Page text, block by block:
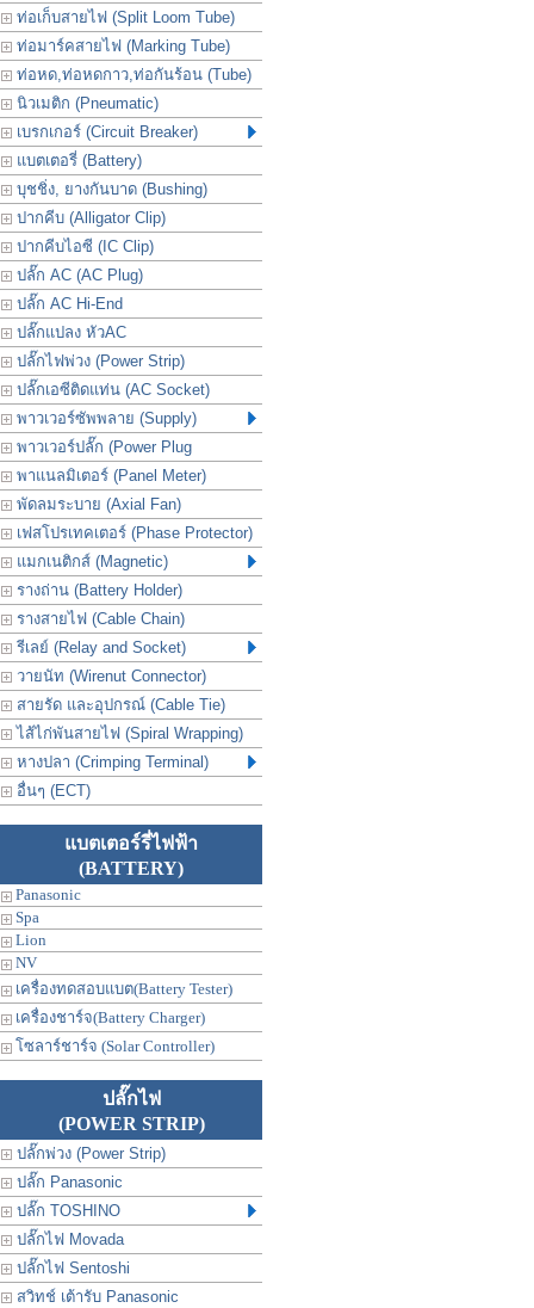
ท่อเก็บสายไฟ (Split Loom Tube)
ท่อมาร์คสายไฟ (Marking Tube)
ท่อหด,ท่อหดกาว,ท่อกันร้อน (Tube)
นิวเมติก (Pneumatic)
เบรกเกอร์ (Circuit Breaker)
แบตเตอรี่ (Battery)
บุชชิ่ง, ยางกันบาด (Bushing)
ปากคีบ (Alligator Clip)
ปากคีบไอซี (IC Clip)
ปลั๊ก AC (AC Plug)
ปลั๊ก AC Hi-End
ปลั๊กแปลง หัวAC
ปลั๊กไฟพ่วง (Power Strip)
ปลั๊กเอซีติดแท่น (AC Socket)
พาวเวอร์ซัพพลาย (Supply)
พาวเวอร์ปลั๊ก (Power Plug
พาแนลมิเตอร์ (Panel Meter)
พัดลมระบาย (Axial Fan)
เฟสโปรเทคเตอร์ (Phase Protector)
แมกเนติกส์ (Magnetic)
รางถ่าน (Battery Holder)
รางสายไฟ (Cable Chain)
รีเลย์ (Relay and Socket)
วายนัท (Wirenut Connector)
สายรัด และอุปกรณ์ (Cable Tie)
ไส้ไก่พันสายไฟ (Spiral Wrapping)
หางปลา (Crimping Terminal)
อื่นๆ (ECT)
แบตเตอร์รี่ไฟฟ้า
(BATTERY)
Panasonic
Spa
Lion
NV
เครื่องทดสอบแบต(Battery Tester)
เครื่องชาร์จ(Battery Charger)
โซลาร์ชาร์จ (Solar Controller)
ปลั๊กไฟ
(POWER STRIP)
ปลั๊กพ่วง (Power Strip)
ปลั๊ก Panasonic
ปลั๊ก TOSHINO
ปลั๊กไฟ Movada
ปลั๊กไฟ Sentoshi
สวิทช์ เต้ารับ Panasonic